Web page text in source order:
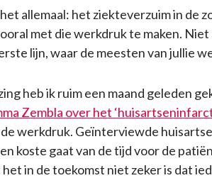
allemaal: het ziekteverzuim in de
met die werkdruk te maken. Niet
lijn, waar de meesten van jullie
heb ik ruim een maand geleden
Zembla over het
werkdruk. Geïnterviewde
koste gaat van de tijd voor de
in de toekomst niet zeker is dat